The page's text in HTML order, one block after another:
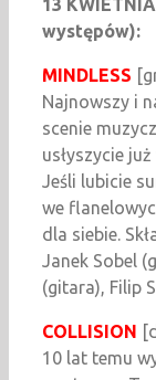
13
występów):
MINDLESS
Najnowszy i
scenie
usłyszycie
Jeśli lubicie
we
dla siebie.
Janek Sobel
(gitara), Filip
COLLISION
10 lat temu